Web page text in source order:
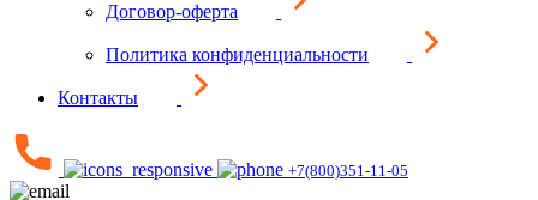
Договор-оферта
Политика конфиденциальности
Контакты
+7(800)351-11-05